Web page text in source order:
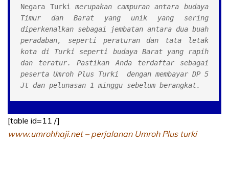
Negara Turki merupakan campuran antara budaya
Timur dan Barat yang unik yang sering
diperkenalkan sebagai jembatan antara dua buah
peradaban, seperti peraturan dan tata letak
kota di Turki seperti budaya Barat yang rapih
dan teratur. Pastikan Anda terdaftar sebagai
peserta Umroh Plus Turki  dengan membayar DP 5
Jt dan pelunasan 1 minggu sebelum berangkat.
[table id=11 /]
www.umrohhaji.net – perjalanan Umroh Plus turki